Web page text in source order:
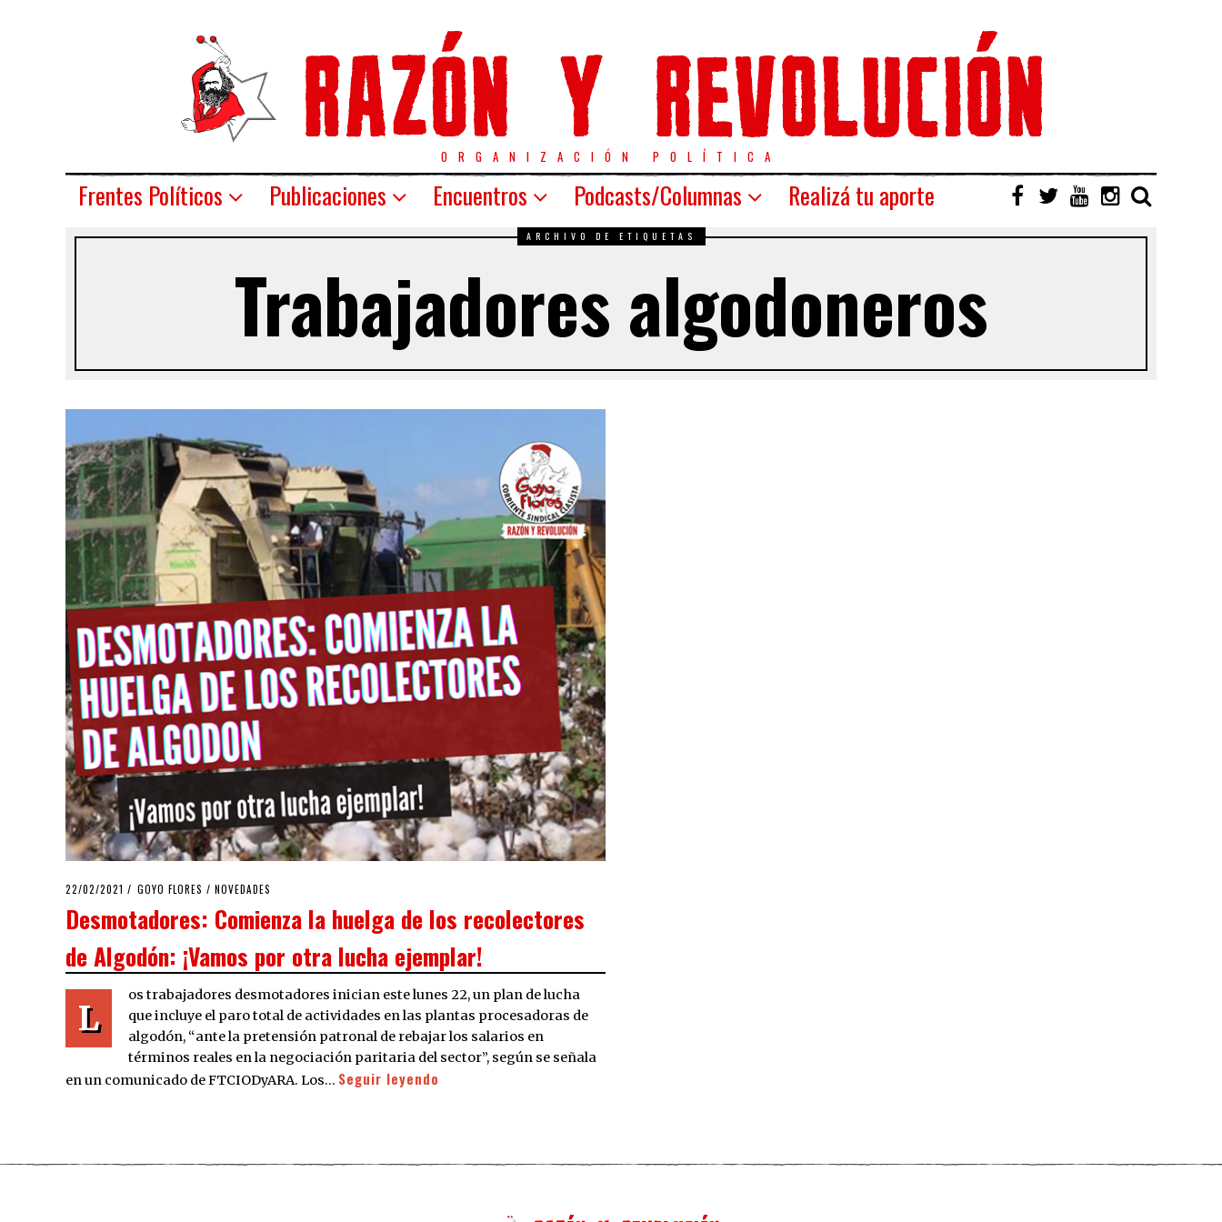
ORGANIZACIÓN POLÍTICA
Frentes Políticos Publicaciones Encuentros Podcasts/Columnas Realizá tu aporte
ARCHIVO DE ETIQUETAS
Trabajadores algodoneros
POSTED
22/02/2021 22/02/2021
GOYO FLORES / NOVEDADES
Desmotadores: Comienza la huelga de los recolectores
de Algodón: ¡Vamos por otra lucha ejemplar!
L
os trabajadores desmotadores inician este lunes 22, un plan de lucha
que incluye el paro total de actividades en las plantas procesadoras de
algodón, “ante la pretensión patronal de rebajar los salarios en
términos reales en la negociación paritaria del sector”, según se señala
en un comunicado de FTCIODyARA. Los… Seguir leyendo